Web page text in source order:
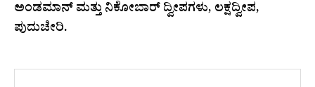
ಅಂಡಮಾನ್ ಮತ್ತು ನಿಕೋಬಾರ್ ದ್ವೀಪಗಳು, ಲಕ್ಷದ್ವೀಪ,
ಪುದುಚೇರಿ.